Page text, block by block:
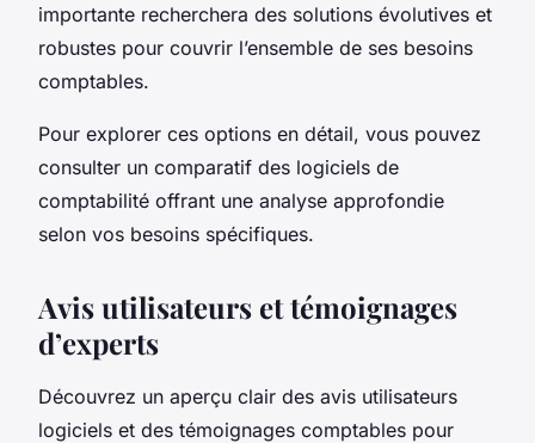
importante recherchera des solutions évolutives et
robustes pour couvrir l’ensemble de ses besoins
comptables.
Pour explorer ces options en détail, vous pouvez
consulter un comparatif des logiciels de
comptabilité offrant une analyse approfondie
selon vos besoins spécifiques.
Avis utilisateurs et témoignages
d’experts
Découvrez un aperçu clair des avis utilisateurs
logiciels et des témoignages comptables pour